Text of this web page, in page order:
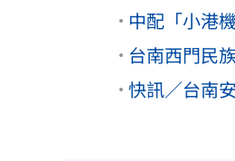
中配「小港
台南西門民
快訊／台南